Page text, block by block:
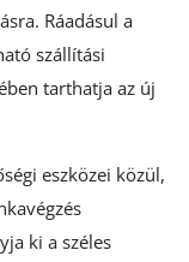
Ráadásul a
szállítási
tarthatja az új
eszközei közül,
ki a széles